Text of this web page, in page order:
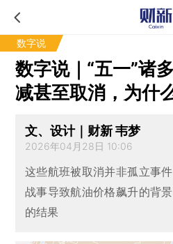
数字说
数字说｜“五一”诸
减甚至取消，为什
文、设计｜财新 韦梦
2026年04月28日 10:06
这些航班被取消并非孤立事
战事导致航油价格飙升的背
的结果